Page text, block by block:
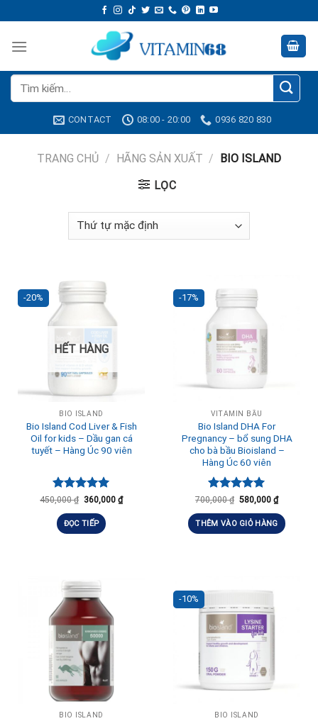
to
content
Tìm
kiếm:
CONTACT 08:00 - 20:00 0936 820 830
TRANG CHỦ / HÃNG SẢN XUẤT / BIO ISLAND
LỌC
-20%
HẾT HÀNG
BIO ISLAND
Bio Island Cod Liver & Fish
Oil for kids – Dầu gan cá
tuyết – Hàng Úc 90 viên
Được xếp
5 sao
450,000₫ 360,000 ₫
ĐỌC TIẾP
-17%
VITAMIN BẦU
Bio Island DHA For
Pregnancy – bổ sung DHA
cho bà bầu Bioisland –
Hàng Úc 60 viên
Được xếp
5 sao
700,000₫ 580,000 ₫
THÊM VÀO GIỎ HÀNG
BIO ISLAND
-10%
BIO ISLAND